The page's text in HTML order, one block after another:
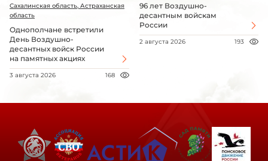
Сахалинская область, Астраханская
область
Однополчане встретили
День Воздушно-
десантных войск России
на памятных акциях
3 августа 2026 168
96 лет Воздушно-
десантным войскам
России
2 августа 2026 193